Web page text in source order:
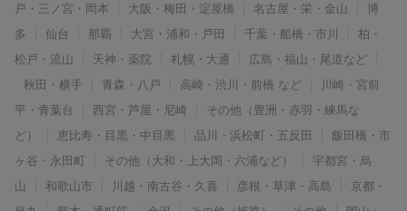
戸・三ノ宮・岡本
大阪・梅田・淀屋橋 名古屋・栄・金山
博
多
仙台 那覇 大宮・浦和・戸田 千葉・船橋・市川
柏・
松戸・流山
天神・薬院 札幌・大通
広島・福山・尾道など
秋田・横手
青森・八戸 高崎・渋川・前橋 など
川崎・宮前
平・青葉台
西宮・芦屋・尼崎
その他（豊洲・赤羽・練馬な
ど）
恵比寿・目黒・中目黒 品川・浜松町・五反田
飯田橋・市
ヶ谷・永田町
その他（大和・上大岡・六浦など）
宇都宮・烏
山
和歌山市 川越・南古谷・久喜 彦根・草津・高島
京都・